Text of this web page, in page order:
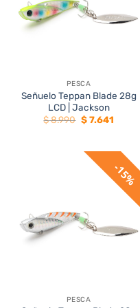
PESCA
Señuelo Teppan Blade 28g
LCD | Jackson
$8.990 El
precio
$ 8.990.
$7.641El
$ 7.641.
15%
PESCA